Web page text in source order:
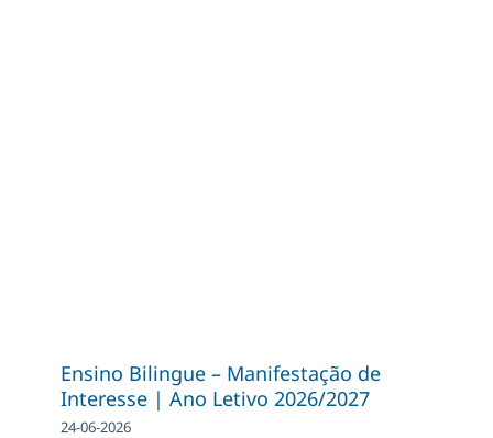
Ensino Bilingue – Manifestação de
Interesse | Ano Letivo 2026/2027
24-06-2026